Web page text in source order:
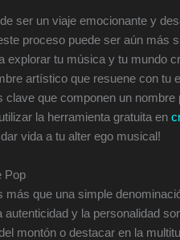
ser un viaje emocionante y
proceso puede ser aún más
explorar tu música y tu mundo
artístico que resuene con tu
que componen un
la herramienta gratuita en
vida a tu alter ego musical!
Pop
más que una simple
y la personalidad
montón o destacar en la